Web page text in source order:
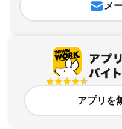
メ
アプリを